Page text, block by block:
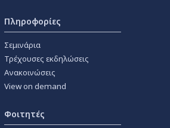
Πληροφορίες
Σεμινάρια
Τρέχουσες εκδηλώσεις
Ανακοινώσεις
View on demand
Φοιτητές